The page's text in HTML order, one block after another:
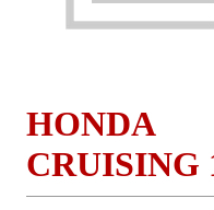
HONDA
CRUISING